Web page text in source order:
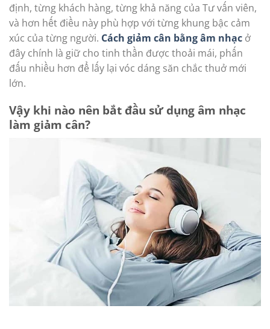
định, từng khách hàng, từng khả năng của Tư vấn viên,
và hơn hết điều này phù hợp với từng khung bậc cảm
xúc của từng người. Cách giảm cân bằng âm nhạc ở
đây chính là giữ cho tinh thần được thoải mái, phấn
đấu nhiều hơn để lấy lại vóc dáng săn chắc thuở mới
lớn.
Vậy khi nào nên bắt đầu sử dụng âm nhạc
làm giảm cân?